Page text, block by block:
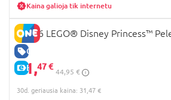
Kaina galioja tik internetu
GERA KAINA
E-KAINA
43266 LEGO® Disney Princess™
31,47 €
44,95 €
30d. geriausia kaina: 31,47 €